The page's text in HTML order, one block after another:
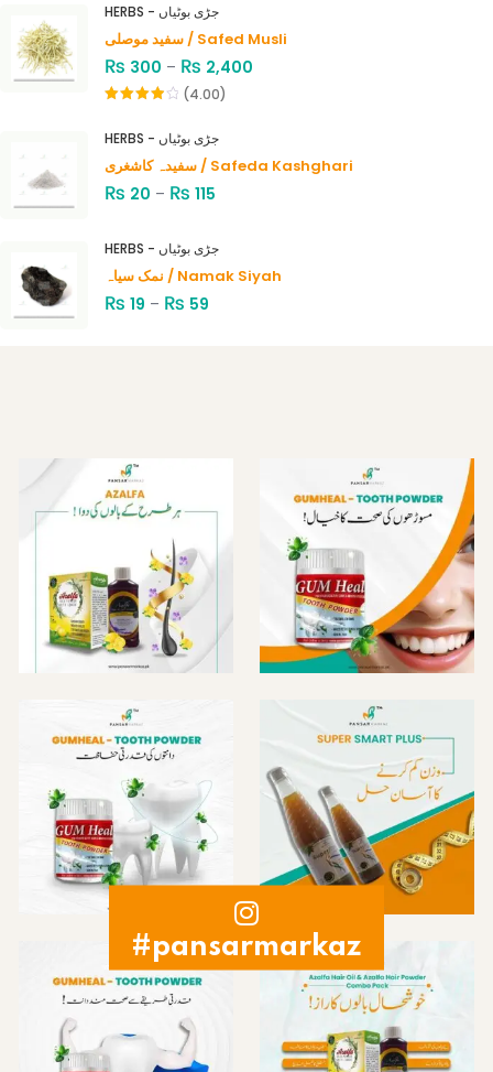
HERBS - جڑی بوٹیاں
سفید موصلی / Safed Musli
₨ 300 – ₨ 2,400
of 5
(4.00)
HERBS - جڑی بوٹیاں
سفیدہ کاشغری / Safeda Kashghari
₨ 20 – ₨ 115
HERBS - جڑی بوٹیاں
نمک سیاہ / Namak Siyah
₨ 19 – ₨ 59
#pansarmarkaz